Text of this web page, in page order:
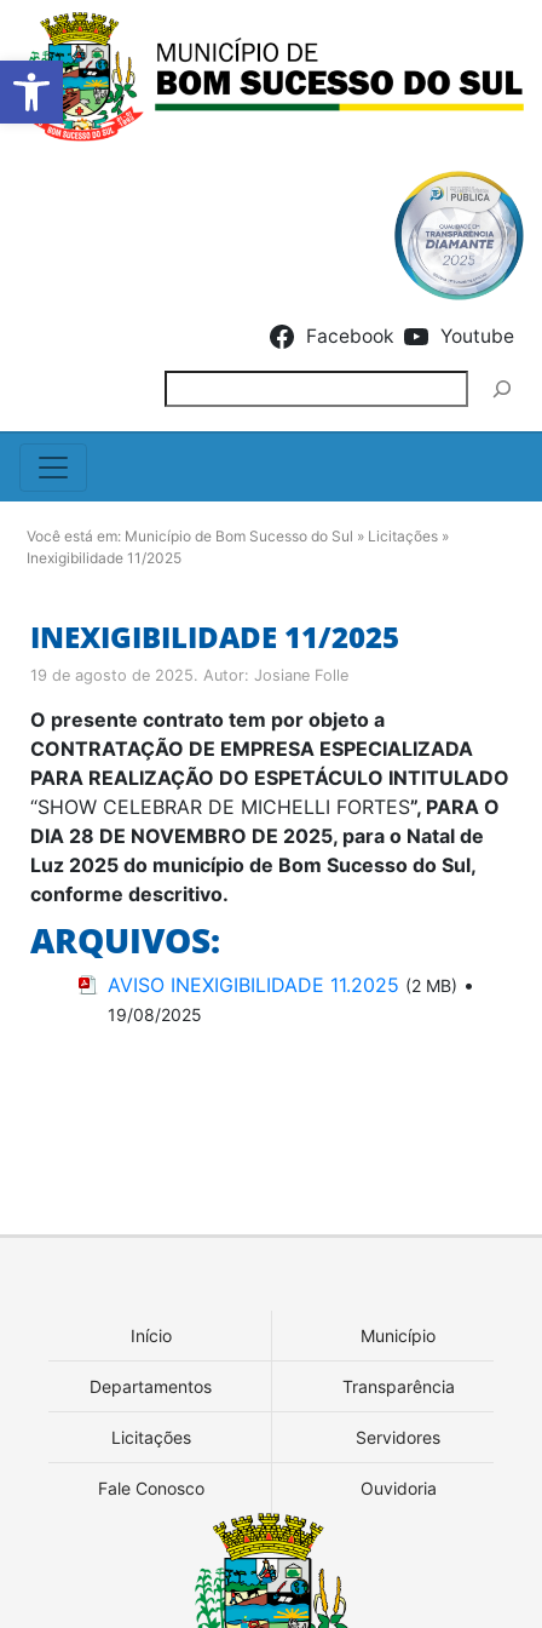
Barra de Ferramentas
Facebook Youtube
Você está em: Município de Bom Sucesso do Sul » Licitações »
Inexigibilidade 11/2025
INEXIGIBILIDADE 11/2025
19 de agosto de 2025. Autor: Josiane Folle
O presente contrato tem por objeto a
CONTRATAÇÃO DE EMPRESA ESPECIALIZADA
PARA REALIZAÇÃO DO ESPETÁCULO INTITULADO
“SHOW CELEBRAR DE MICHELLI FORTES”, PARA O
DIA 28 DE NOVEMBRO DE 2025, para o Natal de
Luz 2025 do município de Bom Sucesso do Sul,
conforme descritivo.
ARQUIVOS:
AVISO INEXIGIBILIDADE 11.2025 (2 MB) •
19/08/2025
Início Município
Departamentos Transparência
Licitações Servidores
Fale Conosco Ouvidoria